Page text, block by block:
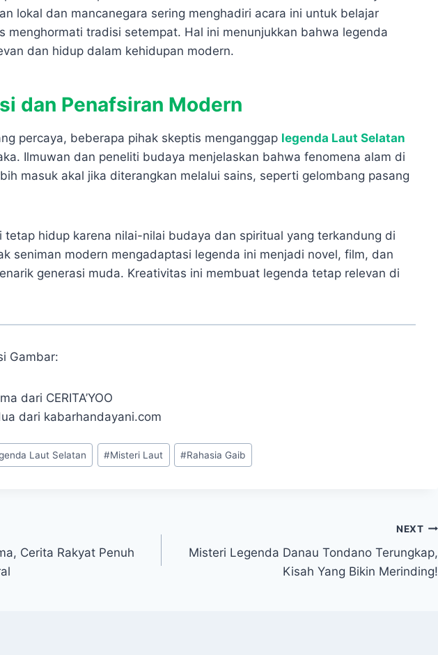
lokal dan mancanegara sering menghadiri acara ini untuk belajar
menghormati tradisi setempat. Hal ini menunjukkan bahwa legenda
dan hidup dalam kehidupan modern.
dan Penafsiran Modern
percaya, beberapa pihak skeptis menganggap legenda Laut Selatan
Ilmuwan dan peneliti budaya menjelaskan bahwa fenomena alam di
masuk akal jika diterangkan melalui sains, seperti gelombang pasang
tetap hidup karena nilai-nilai budaya dan spiritual yang terkandung di
seniman modern mengadaptasi legenda ini menjadi novel, film, dan
generasi muda. Kreativitas ini membuat legenda tetap relevan di
Gambar:
dari CERITA’YOO
dari kabarhandayani.com
Laut Selatan #Misteri Laut #Rahasia Gaib
Cerita Rakyat Penuh
NEXT
Misteri Legenda Danau Tondano Terungkap,
Kisah Yang Bikin Merinding!